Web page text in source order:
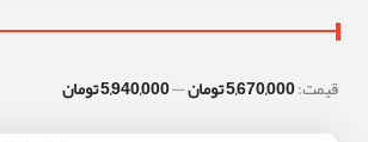
قيمت:5,670,000 تومان —5,940,000 تومان